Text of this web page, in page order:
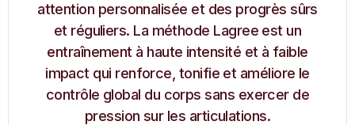
attention personnalisée et des progrès sûrs
et réguliers. La méthode Lagree est un
entraînement à haute intensité et à faible
impact qui renforce, tonifie et améliore le
contrôle global du corps sans exercer de
pression sur les articulations.